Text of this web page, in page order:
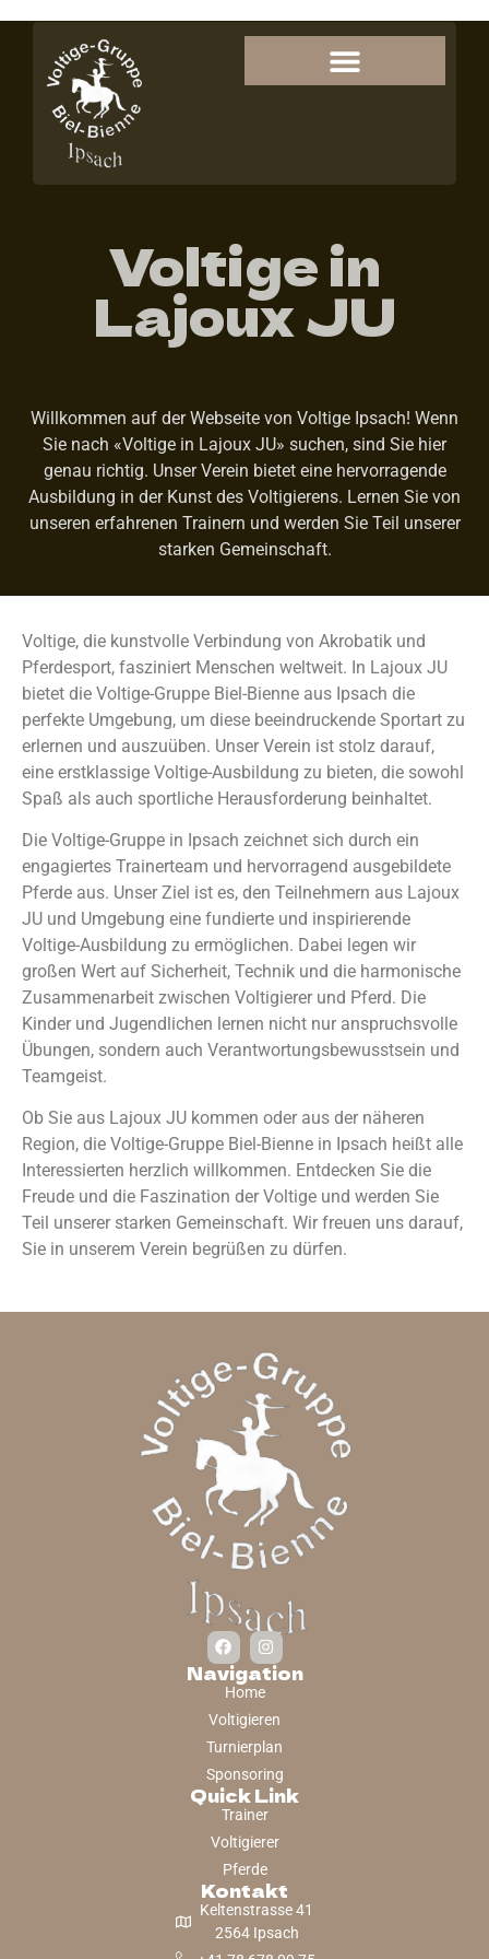
Voltige in
Lajoux JU
Willkommen auf der Webseite von Voltige Ipsach! Wenn
Sie nach «Voltige in Lajoux JU» suchen, sind Sie hier
genau richtig. Unser Verein bietet eine hervorragende
Ausbildung in der Kunst des Voltigierens. Lernen Sie von
unseren erfahrenen Trainern und werden Sie Teil unserer
starken Gemeinschaft.
Voltige, die kunstvolle Verbindung von Akrobatik und
Pferdesport, fasziniert Menschen weltweit. In Lajoux JU
bietet die Voltige-Gruppe Biel-Bienne aus Ipsach die
perfekte Umgebung, um diese beeindruckende Sportart zu
erlernen und auszuüben. Unser Verein ist stolz darauf,
eine erstklassige Voltige-Ausbildung zu bieten, die sowohl
Spaß als auch sportliche Herausforderung beinhaltet.
Die Voltige-Gruppe in Ipsach zeichnet sich durch ein
engagiertes Trainerteam und hervorragend ausgebildete
Pferde aus. Unser Ziel ist es, den Teilnehmern aus Lajoux
JU und Umgebung eine fundierte und inspirierende
Voltige-Ausbildung zu ermöglichen. Dabei legen wir
großen Wert auf Sicherheit, Technik und die harmonische
Zusammenarbeit zwischen Voltigierer und Pferd. Die
Kinder und Jugendlichen lernen nicht nur anspruchsvolle
Übungen, sondern auch Verantwortungsbewusstsein und
Teamgeist.
Ob Sie aus Lajoux JU kommen oder aus der näheren
Region, die Voltige-Gruppe Biel-Bienne in Ipsach heißt alle
Interessierten herzlich willkommen. Entdecken Sie die
Freude und die Faszination der Voltige und werden Sie
Teil unserer starken Gemeinschaft. Wir freuen uns darauf,
Sie in unserem Verein begrüßen zu dürfen.
Navigation
Home
Voltigieren
Turnierplan
Sponsoring
Quick Link
Trainer
Voltigierer
Pferde
Kontakt
Keltenstrasse 41
2564 Ipsach